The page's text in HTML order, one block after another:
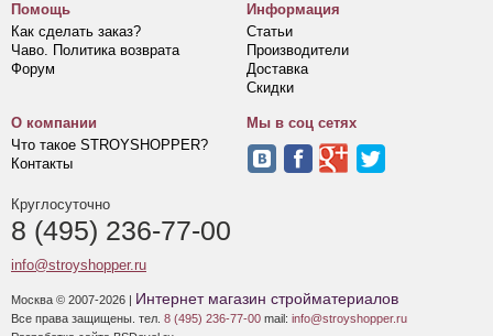
Помощь
Как сделать заказ?
Чаво. Политика возврата
Форум
Информация
Статьи
Производители
Доставка
Скидки
О компании
Что такое STROYSHOPPER?
Контакты
Мы в соц сетях
Круглосуточно
8 (495) 236-77-00
info@stroyshopper.ru
Москва © 2007-2026 | Интернет магазин стройматериалов
Все права защищены. тел. 8 (495) 236-77-00 mail: info@stroyshopper.ru